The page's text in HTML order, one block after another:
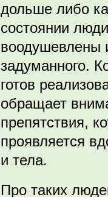
дольше либо
состоянии
воодушевлены
задуманного.
готов
обращает
препятствия,
проявляется
и тела.
Про таких